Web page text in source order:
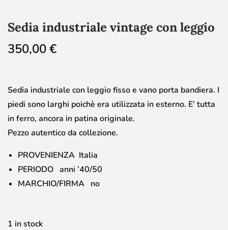
Sedia industriale vintage con leggio
350,00€
Sedia industriale con leggio fisso e vano porta bandiera. I
piedi sono larghi poichè era utilizzata in esterno. E’ tutta
in ferro, ancora in patina originale.
Pezzo autentico da collezione.
PROVENIENZA Italia
PERIODO anni ’40/50
MARCHIO/FIRMA no
1 in stock